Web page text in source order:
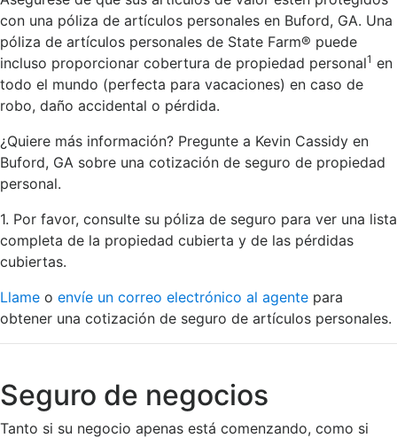
con una póliza de artículos personales en Buford, GA. Una
póliza de artículos personales de State Farm® puede
incluso proporcionar cobertura de propiedad personal1 en
todo el mundo (perfecta para vacaciones) en caso de
robo, daño accidental o pérdida.
¿Quiere más información? Pregunte a Kevin Cassidy en
Buford, GA sobre una cotización de seguro de propiedad
personal.
1. Por favor, consulte su póliza de seguro para ver una lista
completa de la propiedad cubierta y de las pérdidas
cubiertas.
Llame o envíe un correo electrónico al agente para
obtener una cotización de seguro de artículos personales.
Seguro de negocios
Tanto si su negocio apenas está comenzando, como si